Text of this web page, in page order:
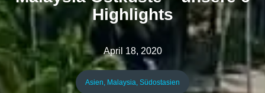
Highlights
April 18, 2020
Asien, Malaysia, Südostasien